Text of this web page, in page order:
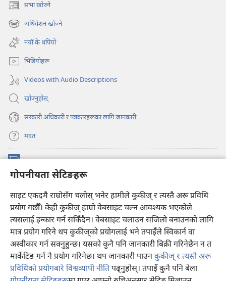
गोपनीयता सेटिङहरू
साइट एकदमै राम्रोसँग चलोस् भनेर हामीले कुकीज् र त्यस्तै अरू प्रविधि
प्रयोग गर्छौँ। केही कुकीज्‌ हाम्रो वेबसाइट चल्न आवश्यक भएकोले
त्यसलाई इन्कार गर्न सकिँदैन। वेबसाइट चलाउन सजिलो बनाउनको लागि
मात्र प्रयोग गरिने थप कुकीज्‌को प्रयोगलाई भने तपाईँले स्विकार्न वा
अस्वीकार गर्न सक्नुहुन्छ। यसको कुनै पनि जानकारी बिक्री गरिनेछैन न त
मार्केटिङ गर्न नै प्रयोग गरिनेछ। थप जानकारी पाउनकुकीज् र त्यस्तै अरू
प्रविधिको प्रयोगबारे विश्वव्यापी नीतिपढ्नुहोस्। तपाईँ कुनै पनि बेला
सभा खोज्ने
(ब्राउजरको
अर्को
ट्याबमा
नयाँ
पृष्ठ
खुल्नेछ)
अधिवेशन खोज्ने
(ब्राउजरको
अर्को
ट्याबमा
नयाँ
पृष्ठ
खुल्नेछ)
नयाँ के थपियो
भिडियोहरू
Videos with Audio Descriptions
खोज्नुहोस्‌
सरकारी अधिकारी र पत्रकारहरूका लागि जानकारी
मदत
अर्को
नयाँ
पृष्ठ
प्रहरीधरहरा अनलाइन लाइब्रेरी
(ब्राउजरको
अर्को
नयाँ
पृष्ठ
खुल्नेछ)
JW Hub ®
(ब्राउजरको
अर्को
ट्याबमा
नयाँ
पृष्ठ
खुल्नेछ)
JW लाइब्रेरी एप